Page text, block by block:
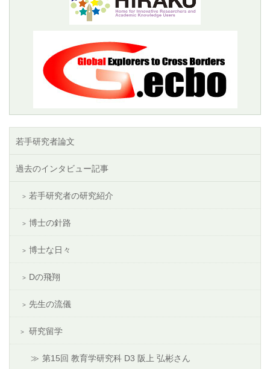
若手研究者論文
過去のインタビュー記事
若手研究者の研究紹介
博士の針路
博士な日々
Dの飛翔
先生の流儀
研究留学
第15回 教育学研究科 D3 阪上 弘彬さん